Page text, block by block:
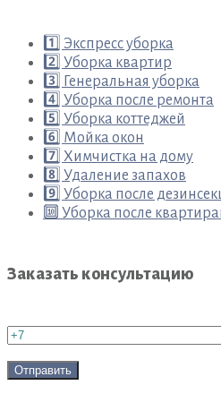
1️⃣ Экспресс уборка
2️⃣ Уборка квартир
3️⃣ Генеральная уборка
4️⃣ Уборка после ремонта
5️⃣ Уборка коттеджей
6️⃣ Мойка окон
7️⃣ Химчистка на дому
8️⃣ Удаление запахов
9️⃣ Уборка после
🔟 Уборка после
Заказать консультацию